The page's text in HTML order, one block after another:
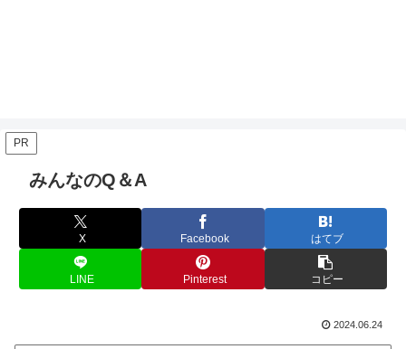
PR
みんなのQ＆A
X Facebook はてブ
LINE Pinterest コピー
2024.06.24